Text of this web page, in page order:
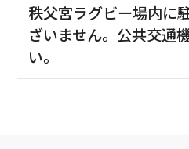
秩父宮ラグビー場内に
ざいません。公共交通
い。